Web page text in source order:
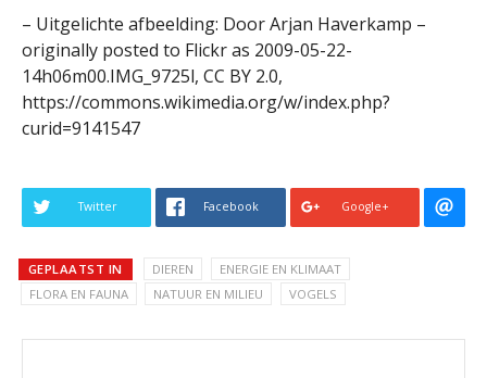
– Uitgelichte afbeelding: Door Arjan Haverkamp –
originally posted to Flickr as 2009-05-22-
14h06m00.IMG_9725l, CC BY 2.0,
https://commons.wikimedia.org/w/index.php?
curid=9141547
Twitter Facebook Google+
GEPLAATST IN DIEREN
ENERGIE EN KLIMAAT
FLORA EN FAUNA
NATUUR EN MILIEU VOGELS